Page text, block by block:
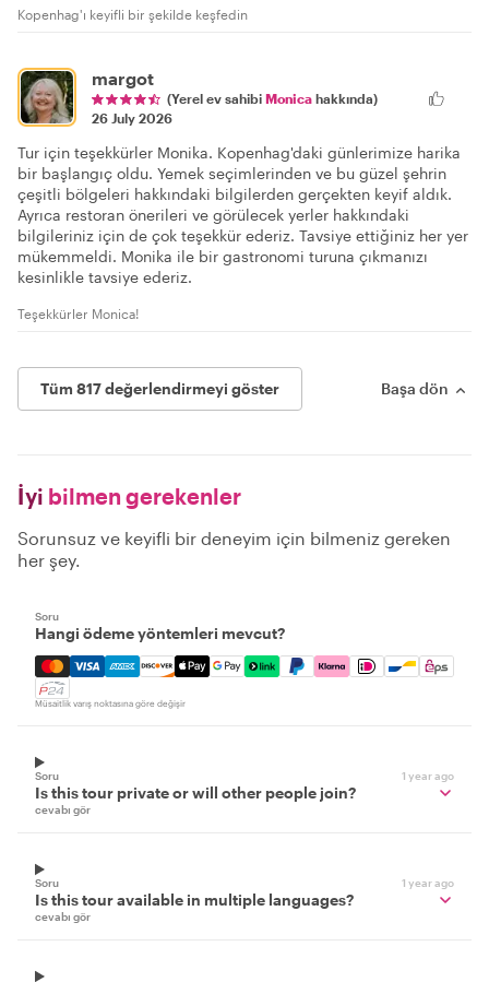
Kopenhag'ı keyifli bir şekilde keşfedin
margot
(Yerel ev sahibi Monica hakkında)
26 July 2026
Tur için teşekkürler Monika. Kopenhag'daki günlerimize harika
bir başlangıç oldu. Yemek seçimlerinden ve bu güzel şehrin
çeşitli bölgeleri hakkındaki bilgilerden gerçekten keyif aldık.
Ayrıca restoran önerileri ve görülecek yerler hakkındaki
bilgileriniz için de çok teşekkür ederiz. Tavsiye ettiğiniz her yer
mükemmeldi. Monika ile bir gastronomi turuna çıkmanızı
kesinlikle tavsiye ederiz.
Teşekkürler Monica!
Tüm 817 değerlendirmeyi göster Başa dön
İyi bilmen gerekenler
Sorunsuz ve keyifli bir deneyim için bilmeniz gereken
her şey.
Soru
Hangi ödeme yöntemleri mevcut?
Mastercard, Visa, Amex, Discover, Apple Pay, Google
Müsaitlik varış noktasına göre değişir
Soru 1 year ago
Is this tour private or will other people join?
cevabı gör
Soru 1 year ago
Is this tour available in multiple languages?
cevabı gör